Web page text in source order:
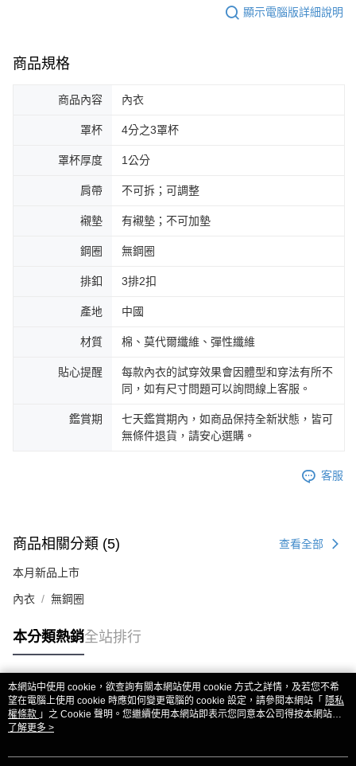
顯示電腦版詳細說明
商品規格
商品內容 內衣
罩杯 4分之3罩杯
罩杯厚度 1公分
肩帶 不可拆；可調整
襯墊 有襯墊；不可加墊
鋼圈 無鋼圈
排釦 3排2扣
產地 中國
材質 棉、莫代爾纖維、彈性纖維
貼心提醒
每款內衣的試穿效果會因體型和穿法有所不
同，如有尺寸問題可以詢問線上客服。
鑑賞期
七天鑑賞期內，如商品保持全新狀態，皆可
無條件退貨，請安心選購。
客服
商品相關分類 (5) 查看全部
本月新品上市
內衣 無鋼圈
本分類熱銷全站排行
熱門標籤
本網站中使用 cookie，欲查詢有關本網站使用 cookie 方式之詳情，及若您不希
望在電腦上使用 cookie 時應如何變更電腦的 cookie 設定，請參閱本網站「 隱私
權條款 」之 Cookie 聲明。您繼續使用本網站即表示您同意本公司得按本網站使
用條款之 Cookie 聲明使用 cookie。
了解更多 >